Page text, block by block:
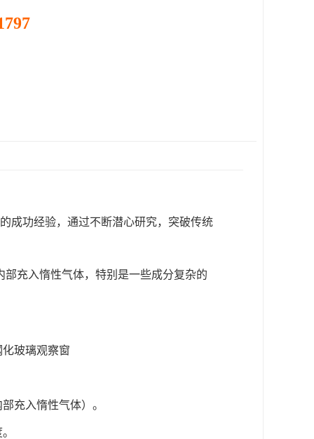
成功经验，通过不断潜心研究，突破传统
充入惰性气体，特别是一些成分复杂的
玻璃观察窗
充入惰性气体）。